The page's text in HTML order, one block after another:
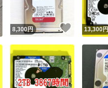
いいね！
8,300円 いいね！
13,300円